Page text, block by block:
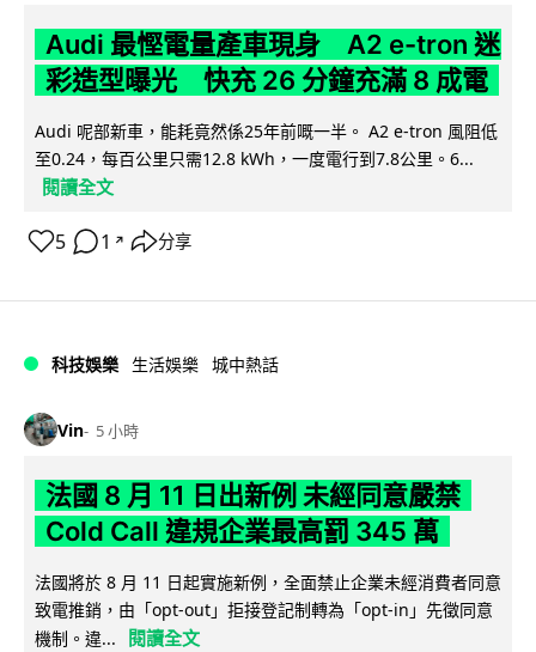
Audi 最慳電量產車現身 A2 e-tron 迷
彩造型曝光 快充 26 分鐘充滿 8 成電
Audi 呢部新車，能耗竟然係25年前嘅一半。 A2 e-tron 風阻低
至0.24，每百公里只需12.8 kWh，一度電行到7.8公里。6...
閱讀全文
5 1 ↗ 分享
科技娛樂 生活娛樂 城中熱話
Vin 5 小時
法國 8 月 11 日出新例 未經同意嚴禁
Cold Call 違規企業最高罰 345 萬
法國將於 8 月 11 日起實施新例，全面禁止企業未經消費者同意
致電推銷，由「opt-out」拒接登記制轉為「opt-in」先徵同意
機制。違...
閱讀全文